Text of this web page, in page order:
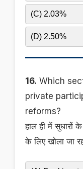
(C) 2.03%
(D) 2.50%
16. Which
private
reforms?
हाल ही में सुधारों के
के लिए खोला जा